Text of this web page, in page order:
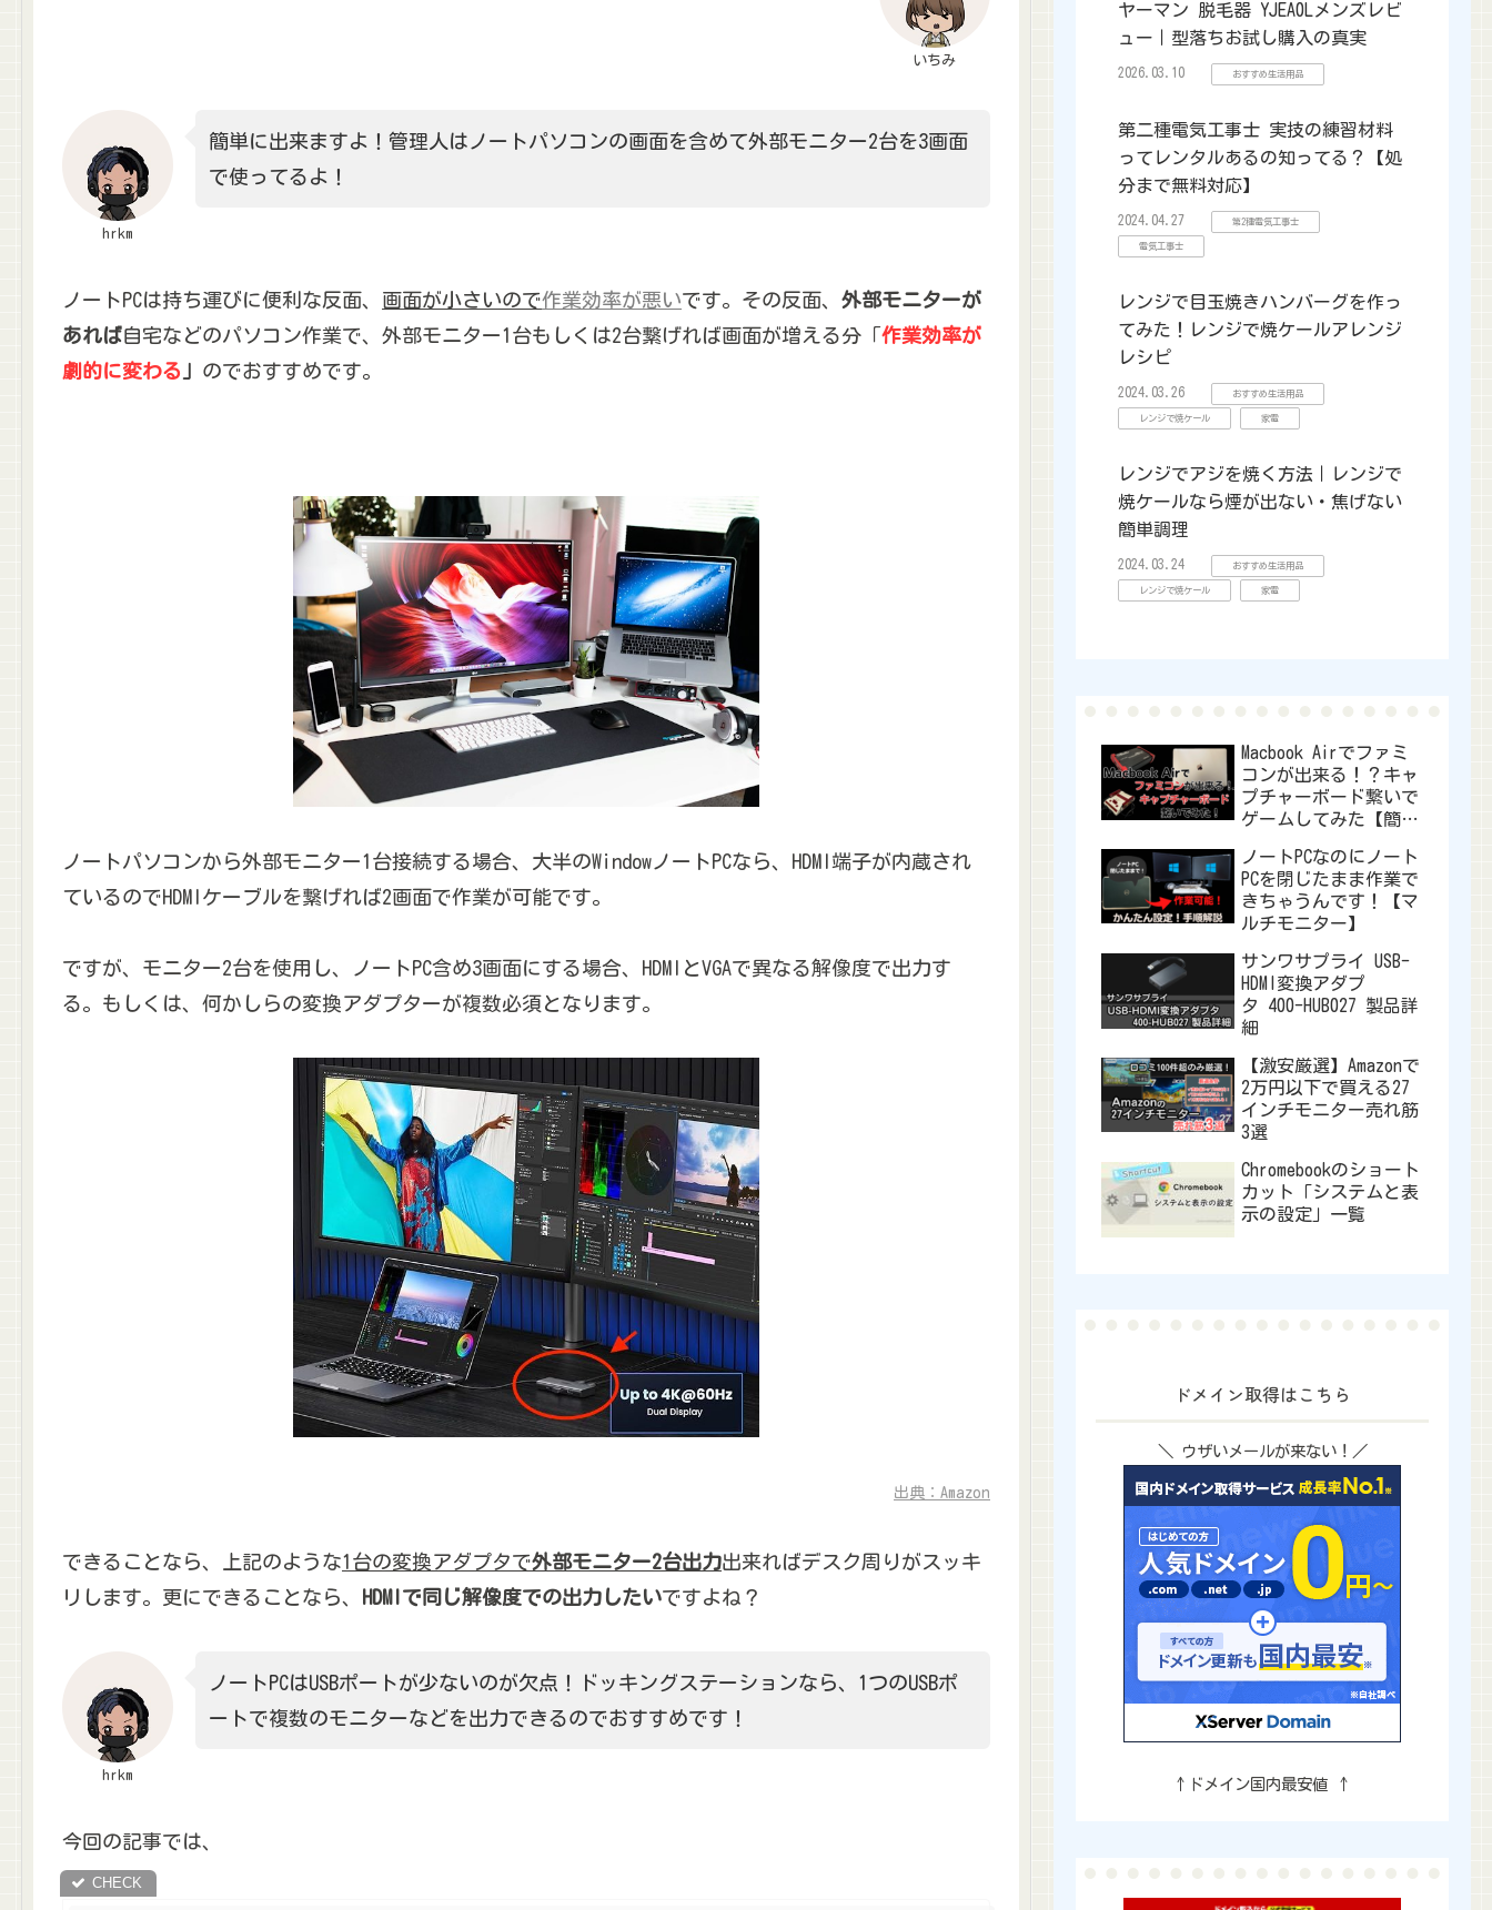
いちみ
hrkm
簡単に出来ますよ！管理人はノートパソコンの画面を含めて外部モニター2台を3画面
で使ってるよ！
ノートPCは持ち運びに便利な反面、 画面が小さいので作業効率が悪いです。その反面、 外部モニターが
あれば自宅などのパソコン作業で、外部モニター1台もしくは2台繋げれば画面が増える分「 作業効率が
劇的に変わる
のでおすすめです。
ノートパソコンから外部モニター1台接続する場合、大半のWindowノートPCなら、HDMI端子が内蔵され
ているのでHDMIケーブルを繋げれば2画面で作業が可能です。
ですが、モニター2台を使用し、ノートPC含め3画面にする場合、HDMIとVGAで異なる解像度で出力す
る。もしくは、何かしらの変換アダプターが複数必須となります。
出典：Amazon
できることなら、上記のような1台の変換アダプタで外部モニター2台出力出来ればデスク周りがスッキ
リします。更にできることなら、
HDMIで同じ解像度での出力したいですよね？
hrkm
ノートPCはUSBポートが少ないのが欠点！ドッキングステーションなら、1つのUSBポ
ートで複数のモニターなどを出力できるのでおすすめです！
今回の記事では、
ヤーマン 脱毛器 YJEA0Lメンズレビ
ュー｜型落ちお試し購入の真実
2026.03.10 おすすめ生活用品
第二種電気工事士 実技の練習材料
ってレンタルあるの知ってる？【処
分まで無料対応】
2024.04.27 第2種電気工事士
電気工事士
レンジで目玉焼きハンバーグを作っ
てみた！レンジで焼ケールアレンジ
レシピ
2024.03.26 おすすめ生活用品
レンジで焼ケール 家電
レンジでアジを焼く方法｜レンジで
焼ケールなら煙が出ない・焦げない
簡単調理
2024.03.24 おすすめ生活用品
レンジで焼ケール 家電
Macbook Airでファミ
コンが出来る！？キャ
プチャーボード繋いで
ゲームしてみた【簡単
ノートPCなのにノート
PCを閉じたまま作業で
きちゃうんです！【マ
ルチモニター】
サンワサプライ USB-
HDMI変換アダプ
タ 400-HUB027 製品詳
細
【激安厳選】Amazonで
2万円以下で買える27
インチモニター売れ筋
3選
Chromebookのショート
カット「システムと表
示の設定」一覧
ドメイン取得はこちら
＼ ウザいメールが来ない！／
↑ドメイン国内最安値 ↑